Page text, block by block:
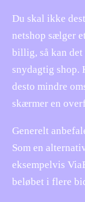
Du skal ikke
netshop sælger
billig, så kan det
snydagtig shop.
desto mindre
skærmer en
Generelt
Som en
eksempelvis
beløbet i flere